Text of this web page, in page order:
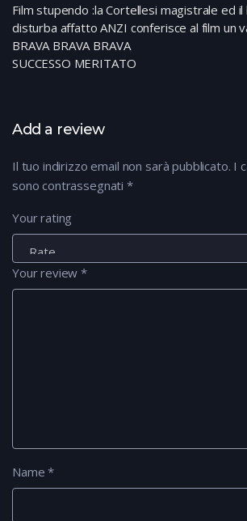
Add a review
Il tuo indirizzo email non sarà pubblicato. I
sono contrassegnati *
Your rating
Your review*
Name*
Film stupendo :la Cortellesi magistrale ed
disturba affatto ANZI conferisce al film un
BRAVA BRAVA BRAVA
SUCCESSO MERITATO